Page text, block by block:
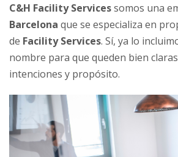
C&H Facility Servicessomos una
Barcelona que se especializa en
de Facility Services. Sí, ya lo
nombre para que queden bien
intenciones y propósito.